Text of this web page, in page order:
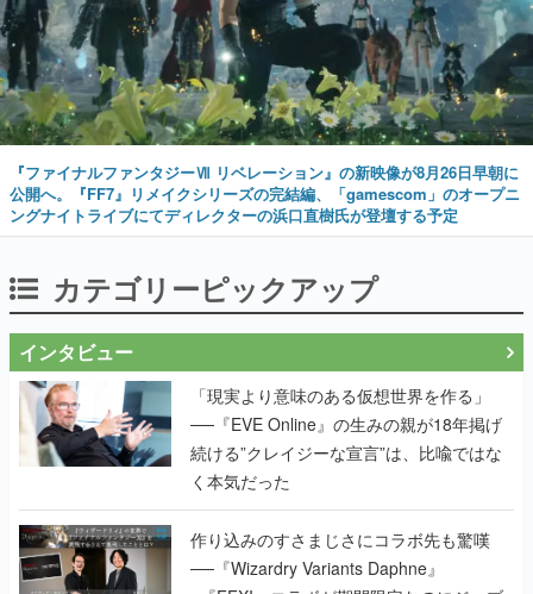
『ファイナルファンタジーⅦ リベレーション』の新映像が8月26日早朝に
公開へ。『FF7』リメイクシリーズの完結編、「gamescom」のオープニ
ングナイトライブにてディレクターの浜口直樹氏が登壇する予定
カテゴリーピックアップ
インタビュー
「現実より意味のある仮想世界を作る」
──『EVE Online』の生みの親が18年掲げ
続ける”クレイジーな宣言”は、比喩ではな
く本気だった
作り込みのすさまじさにコラボ先も驚嘆
──『Wizardry Variants Daphne』